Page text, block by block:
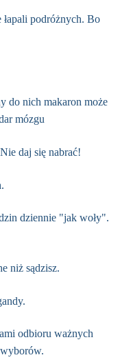
podróżnych. Bo
do nich makaron może
mózgu
daj się nabrać!
dziennie "jak woły".
niż sądzisz.
odbioru ważnych